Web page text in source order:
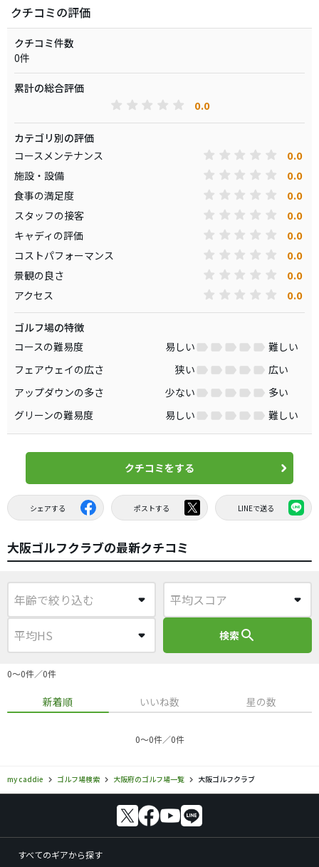
クチコミの評価
クチコミ件数
0件
累計の総合評価
0.0
カテゴリ別の評価
コースメンテナンス
0.0
施設・設備 0.0
食事の満足度 0.0
スタッフの接客 0.0
キャディの評価 0.0
コストパフォーマンス 0.0
景観の良さ 0.0
アクセス 0.0
ゴルフ場の特徴
コースの難易度
易しい
難しい
フェアウェイの広さ
狭い
広い
アップダウンの多さ
少ない
多い
グリーンの難易度
易しい 難しい
クチコミをする
シェアする ポストする LINEで送る
大阪ゴルフクラブの最新クチコミ
検索search
0〜0件／0件
新着順 いいね数 星の数
0〜0件／0件
my caddie ゴルフ場検索 大阪府のゴルフ場一覧 大阪ゴルフクラブ
すべてのギアから探す